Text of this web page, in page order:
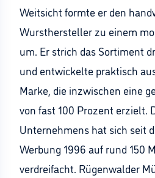
Weitsicht formte er den
Wursthersteller zu einem
um. Er strich das Sortiment
und entwickelte praktisch
Marke, die inzwischen eine
von fast 100 Prozent erzielt.
Unternehmens hat sich seit
Werbung 1996 auf rund 150
verdreifacht. Rügenwalder